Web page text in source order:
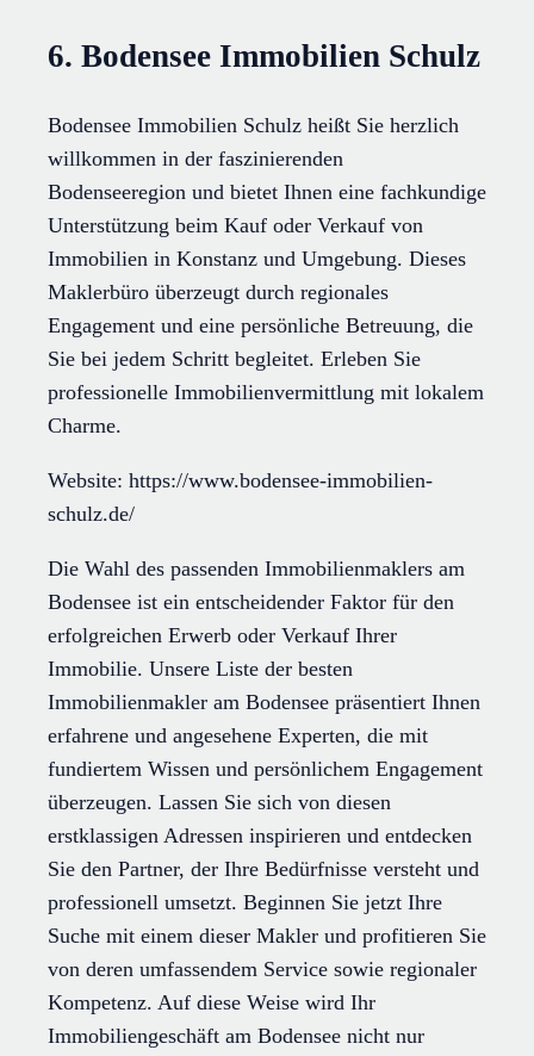
6. Bodensee Immobilien Schulz
Bodensee Immobilien Schulz heißt Sie herzlich
willkommen in der faszinierenden
Bodenseeregion und bietet Ihnen eine fachkundige
Unterstützung beim Kauf oder Verkauf von
Immobilien in Konstanz und Umgebung. Dieses
Maklerbüro überzeugt durch regionales
Engagement und eine persönliche Betreuung, die
Sie bei jedem Schritt begleitet. Erleben Sie
professionelle Immobilienvermittlung mit lokalem
Charme.
Website: https://www.bodensee-immobilien-
schulz.de/
Die Wahl des passenden Immobilienmaklers am
Bodensee ist ein entscheidender Faktor für den
erfolgreichen Erwerb oder Verkauf Ihrer
Immobilie. Unsere Liste der besten
Immobilienmakler am Bodensee präsentiert Ihnen
erfahrene und angesehene Experten, die mit
fundiertem Wissen und persönlichem Engagement
überzeugen. Lassen Sie sich von diesen
erstklassigen Adressen inspirieren und entdecken
Sie den Partner, der Ihre Bedürfnisse versteht und
professionell umsetzt. Beginnen Sie jetzt Ihre
Suche mit einem dieser Makler und profitieren Sie
von deren umfassendem Service sowie regionaler
Kompetenz. Auf diese Weise wird Ihr
Immobiliengeschäft am Bodensee nicht nur